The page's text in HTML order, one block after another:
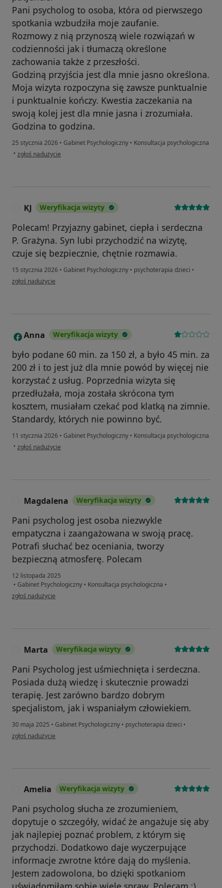
Pani psycholog to osoba, która od pierwszego
spotkania wzbudziła moje zaufanie.
Rozmowy z nią przynoszą wiele rozwiązań w
codzienności jak i tłumaczą określone
zachowania także z przeszłości.
Godziną przyjścia jest dla mnie jasno określona.
Moja wizyta rozpoczyna się zawsze punktualnie
i punktualnie kończy. Kwestia zaczekania na
swoją kolej jest dla mnie jasna i zrozumiała.
Godzina to godzina.
25 stycznia 2026 • Gabinet Psychologiczny • Konsultacja psychologiczna
• w opinii użytkownika Marta
zgłoś nadużycie
KJ Weryfikacja wizyty
Polecam! Przyjazny gabinet, ciepła i serdeczna
P. Grażyna. Syn lubi przychodzić na wizytę,
czuje się bezpiecznie, chętnie rozmawia.
15 stycznia 2026 • Gabinet Psychologiczny • psychoterapia dzieci •
w opinii użytkownika KJ
zgłoś nadużycie
A Anna Weryfikacja wizyty
było podane 60 min. za 150 zł, a było 45 min. za
200 zł i to jest już dla mnie powód by więcej nie
korzystać z usług. Poprzednia wizyta się
przedłużała, moja została skrócona tym
kosztem, musiałam czekać pod klatką na zimnie.
Standardy, których nie powinno być.
11 stycznia 2026 • Gabinet Psychologiczny • Konsultacja psychologiczna
• w opinii użytkownika Anna
zgłoś nadużycie
Magdalena Weryfikacja wizyty
Pani psycholog jest osoba niezwykle
empatyczna i zaangażowana w swoją pracę.
Potrafi słuchać bez oceniania, tworzy
bezpieczną atmosferę. Polecam
12 listopada 2025
• Gabinet Psychologiczny • Konsultacja psychologiczna •
w opinii użytkownika Magdalena
zgłoś nadużycie
Marta Weryfikacja wizyty
Pani Psycholog jest uśmiechnięta i serdeczna.
Posiada dużą wiedzę i skutecznie prowadzi
terapię. Jest zarówno bardzo dobrym
specjalistom, jak i wspaniałym człowiekiem.
30 maja 2025 • Gabinet Psychologiczny • psychoterapia dzieci •
w opinii użytkownika Marta
zgłoś nadużycie
Amelia Weryfikacja wizyty
Pani psycholog słucha ze zrozumieniem,
dopytuje o szczegóły, widać że angażuje się aby
jak najlepiej poznać problem, z którym się
przychodzi. Dodatkowo daje wyczerpujące
informacje zwrotne które dają do myślenia.
Jestem zadowolona, bo dzięki spotkaniom